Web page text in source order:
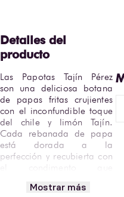
Las Papotas Tajín Pérez
son una deliciosa botana
de papas fritas crujientes
con el inconfundible toque
del chile y limón Tajín.
Cada rebanada de papa
está dorada a la
perfección y recubierta con
frescura, creando una
Mostrar más